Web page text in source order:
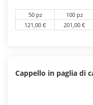
50 pz 100 pz
121,00 €
201,00 €
Cappello in paglia di